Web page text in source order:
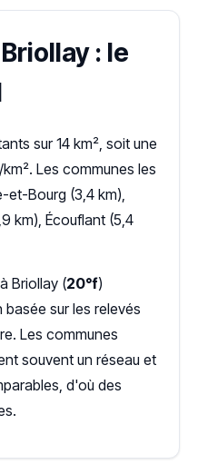
: le
sur 14 km², soit une
Les communes les
et-Bourg (3,4 km),
km), Écouflant (5,4
Briollay (20°f)
sur les relevés
Les communes
souvent un réseau et
d'où des